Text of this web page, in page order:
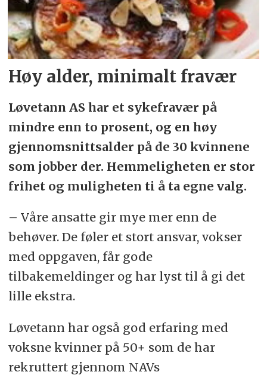
Høy alder, minimalt fravær
Løvetann AS har et sykefravær på
mindre enn to prosent, og en høy
gjennomsnittsalder på de 30 kvinnene
som jobber der. Hemmeligheten er stor
frihet og muligheten ti å ta egne valg.
– Våre ansatte gir mye mer enn de
behøver. De føler et stort ansvar, vokser
med oppgaven, får gode
tilbakemeldinger og har lyst til å gi det
lille ekstra.
Løvetann har også god erfaring med
voksne kvinner på 50+ som de har
rekruttert gjennom NAVs